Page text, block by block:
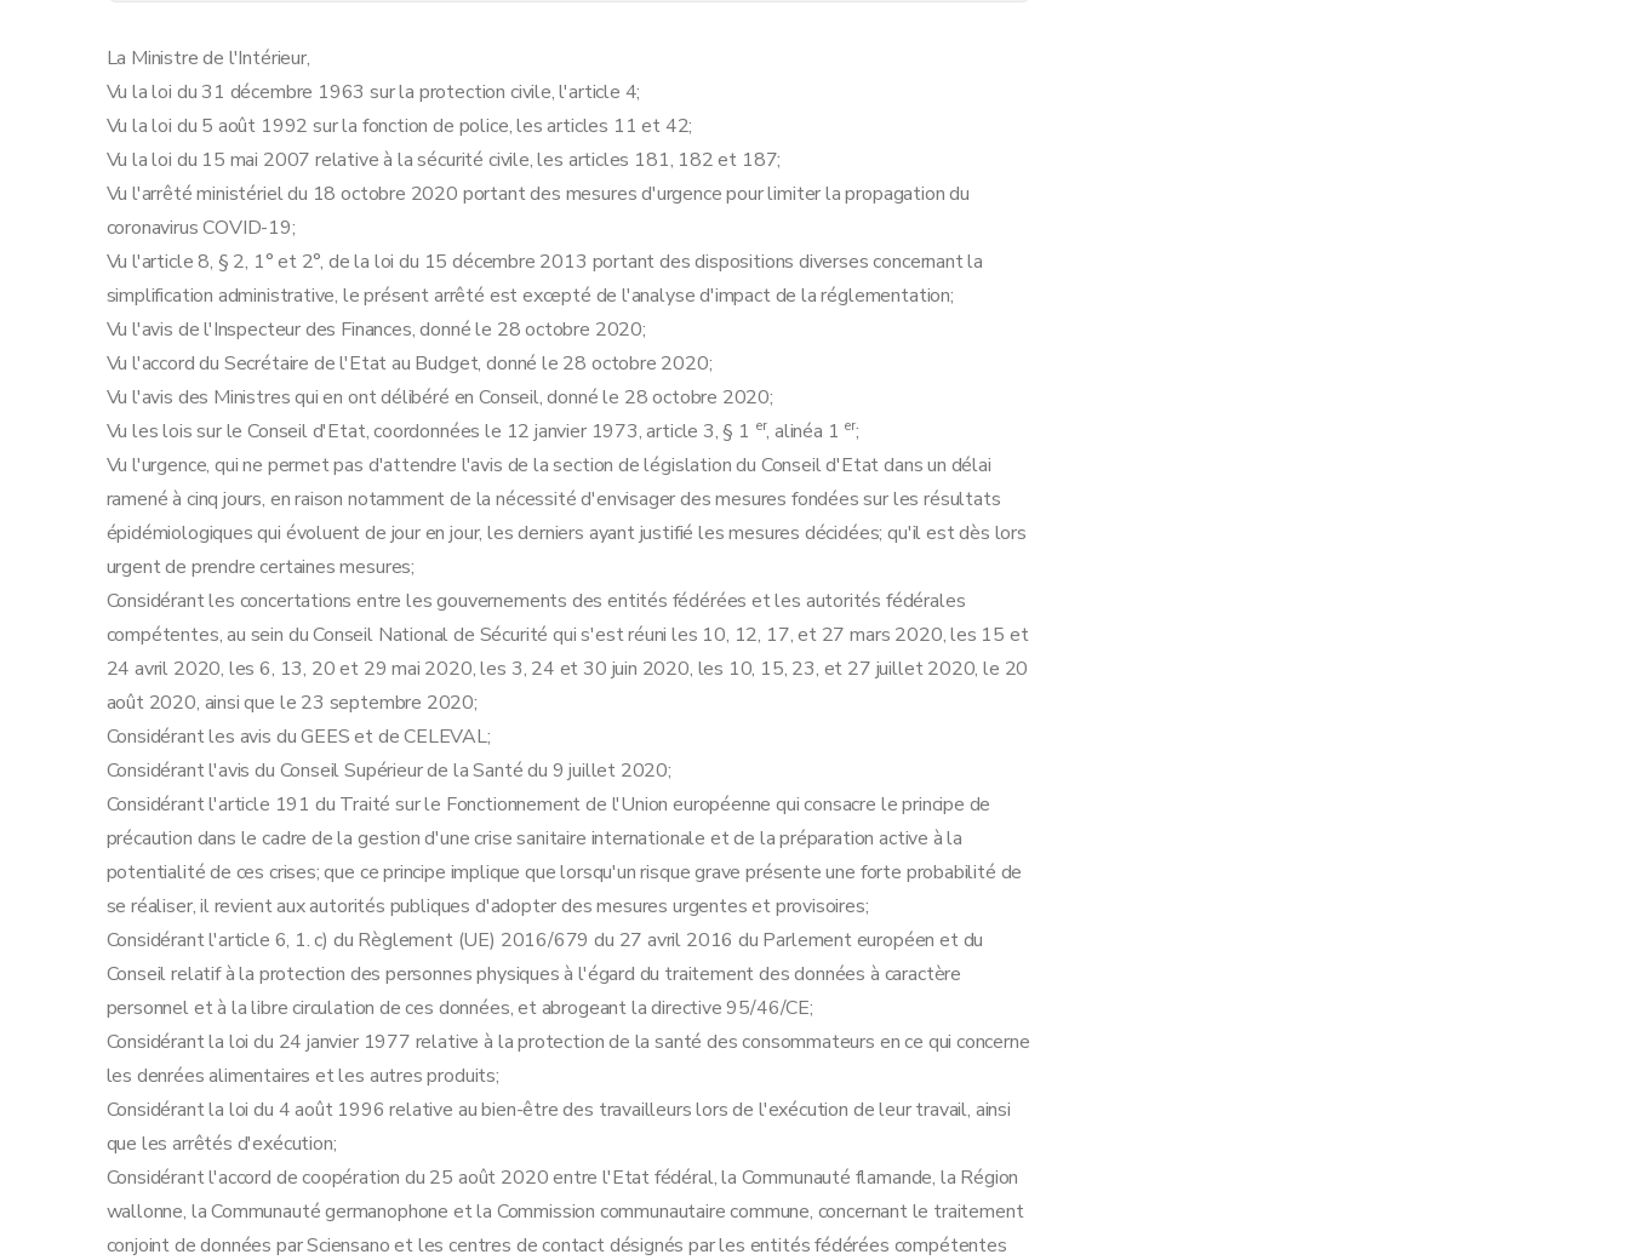
Art. 9
Art. 10
Art. 11
Chapitre 4 Marchés et organisation de l'espace public aux alentours des rues commerçantes et centre commerciaux
Art. 12
Art. 13
Chapitre 5 Déplacements et rassemblements
Art. 14
Art. 14bis
Art. 15
Art. 15bis
Art. 16
Art. 17
Art. 18
Art. 18bis
Chapitre 6 Transports publics
Art. 19
Art. 19bis
Chapitre 7 Enseignement
Art. 20
Chapitre 8 Frontières
Art. 21
Art. 22
Chapitre 9 Responsabilités individuelles
Art. 23
Art. 24
Art. 25
Chapitre 10 Sanctions
Art. 26
Chapitre 11 Dispositions finales et abrogatoires
Art. 27
Art. 28
Art. 29
Art.
Art. 30
La Ministre de l'Intérieur,
Vu la loi du 31 décembre 1963 sur la protection civile, l'article 4;
Vu la loi du 5 août 1992 sur la fonction de police, les articles 11 et 42;
Vu la loi du 15 mai 2007 relative à la sécurité civile, les articles 181, 182 et 187;
Vu l'arrêté ministériel du 18 octobre 2020 portant des mesures d'urgence pour limiter la propagation du
coronavirus COVID-19;
Vu l'article 8, § 2, 1° et 2°, de la loi du 15 décembre 2013 portant des dispositions diverses concernant la
simplification administrative, le présent arrêté est excepté de l'analyse d'impact de la réglementation;
Vu l'avis de l'Inspecteur des Finances, donné le 28 octobre 2020;
Vu l'accord du Secrétaire de l'Etat au Budget, donné le 28 octobre 2020;
Vu l'avis des Ministres qui en ont délibéré en Conseil, donné le 28 octobre 2020;
Vu les lois sur le Conseil d'Etat, coordonnées le 12 janvier 1973, article 3, § 1 er, alinéa 1 er;
Vu l'urgence, qui ne permet pas d'attendre l'avis de la section de législation du Conseil d'Etat dans un délai
ramené à cinq jours, en raison notamment de la nécessité d'envisager des mesures fondées sur les résultats
épidémiologiques qui évoluent de jour en jour, les derniers ayant justifié les mesures décidées; qu'il est dès lors
urgent de prendre certaines mesures;
Considérant les concertations entre les gouvernements des entités fédérées et les autorités fédérales
compétentes, au sein du Conseil National de Sécurité qui s'est réuni les 10, 12, 17, et 27 mars 2020, les 15 et
24 avril 2020, les 6, 13, 20 et 29 mai 2020, les 3, 24 et 30 juin 2020, les 10, 15, 23, et 27 juillet 2020, le 20
août 2020, ainsi que le 23 septembre 2020;
Considérant les avis du GEES et de CELEVAL;
Considérant l'avis du Conseil Supérieur de la Santé du 9 juillet 2020;
Considérant l'article 191 du Traité sur le Fonctionnement de l'Union européenne qui consacre le principe de
précaution dans le cadre de la gestion d'une crise sanitaire internationale et de la préparation active à la
potentialité de ces crises; que ce principe implique que lorsqu'un risque grave présente une forte probabilité de
se réaliser, il revient aux autorités publiques d'adopter des mesures urgentes et provisoires;
Considérant l'article 6, 1. c) du Règlement (UE) 2016/679 du 27 avril 2016 du Parlement européen et du
Conseil relatif à la protection des personnes physiques à l'égard du traitement des données à caractère
personnel et à la libre circulation de ces données, et abrogeant la directive 95/46/CE;
Considérant la loi du 24 janvier 1977 relative à la protection de la santé des consommateurs en ce qui concerne
les denrées alimentaires et les autres produits;
Considérant la loi du 4 août 1996 relative au bien-être des travailleurs lors de l'exécution de leur travail, ainsi
que les arrêtés d'exécution;
Considérant l'accord de coopération du 25 août 2020 entre l'Etat fédéral, la Communauté flamande, la Région
wallonne, la Communauté germanophone et la Commission communautaire commune, concernant le traitement
conjoint de données par Sciensano et les centres de contact désignés par les entités fédérées compétentes